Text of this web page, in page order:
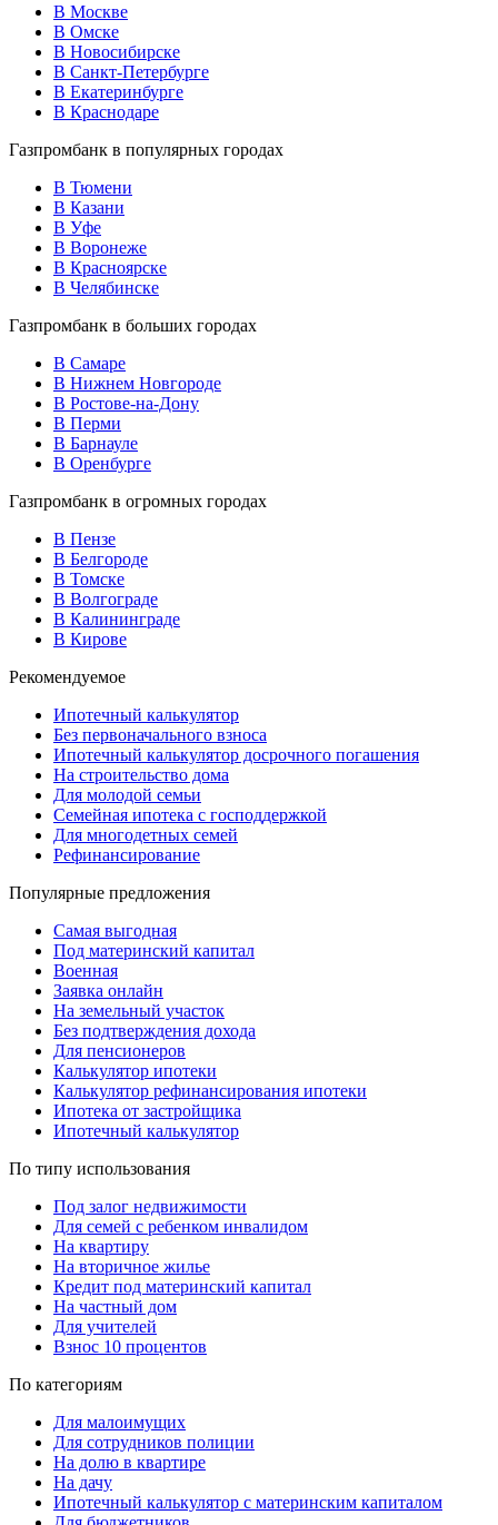
В Москве
В Омске
В Новосибирске
В Санкт-Петербурге
В Екатеринбурге
В Краснодаре
Газпромбанк в популярных городах
В Тюмени
В Казани
В Уфе
В Воронеже
В Красноярске
В Челябинске
Газпромбанк в больших городах
В Самаре
В Нижнем Новгороде
В Ростове-на-Дону
В Перми
В Барнауле
В Оренбурге
Газпромбанк в огромных городах
В Пензе
В Белгороде
В Томске
В Волгограде
В Калининграде
В Кирове
Рекомендуемое
Ипотечный калькулятор
Без первоначального взноса
Ипотечный калькулятор досрочного погашения
На строительство дома
Для молодой семьи
Семейная ипотека с господдержкой
Для многодетных семей
Рефинансирование
Популярные предложения
Самая выгодная
Под материнский капитал
Военная
Заявка онлайн
На земельный участок
Без подтверждения дохода
Для пенсионеров
Калькулятор ипотеки
Калькулятор рефинансирования ипотеки
Ипотека от застройщика
Ипотечный калькулятор
По типу использования
Под залог недвижимости
Для семей с ребенком инвалидом
На квартиру
На вторичное жилье
Кредит под материнский капитал
На частный дом
Для учителей
Взнос 10 процентов
По категориям
Для малоимущих
Для сотрудников полиции
На долю в квартире
На дачу
Ипотечный калькулятор с материнским капиталом